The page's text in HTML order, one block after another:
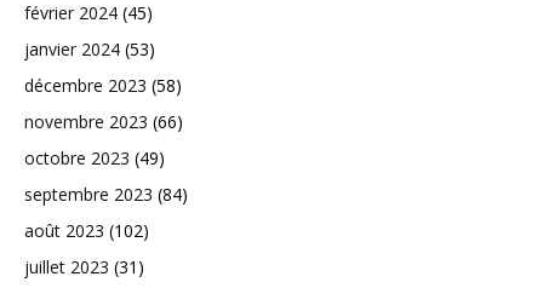
février 2024 (45)
janvier 2024 (53)
décembre 2023 (58)
novembre 2023 (66)
octobre 2023 (49)
septembre 2023 (84)
août 2023 (102)
juillet 2023 (31)